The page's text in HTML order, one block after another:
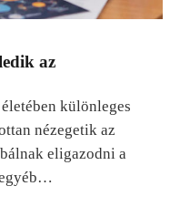
az
különleges
nézegetik az
eligazodni a